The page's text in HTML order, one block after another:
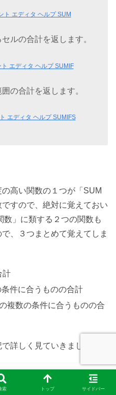
ト エディタ ヘルプ SUM
ルの合計を返します。
エディタ ヘルプ SUMIF
の合計を返します。
エディタ ヘルプ SUMIFS
高い関数の１つが「SUM
すので、絶対に覚えておい
数」に類する２つの関数も
、３つまとめて覚えてしま
計
条件に合うものの合計
複数の条件に合うものの合
詳しく見ていきましょう。
索 トップ サイドバー